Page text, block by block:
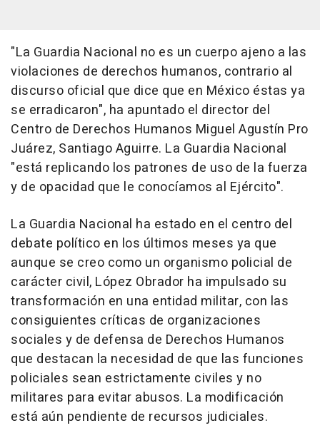
"La Guardia Nacional no es un cuerpo ajeno a las
violaciones de derechos humanos, contrario al
discurso oficial que dice que en México éstas ya
se erradicaron", ha apuntado el director del
Centro de Derechos Humanos Miguel Agustín Pro
Juárez, Santiago Aguirre. La Guardia Nacional
"está replicando los patrones de uso de la fuerza
y de opacidad que le conocíamos al Ejército".
La Guardia Nacional ha estado en el centro del
debate político en los últimos meses ya que
aunque se creo como un organismo policial de
carácter civil, López Obrador ha impulsado su
transformación en una entidad militar, con las
consiguientes críticas de organizaciones
sociales y de defensa de Derechos Humanos
que destacan la necesidad de que las funciones
policiales sean estrictamente civiles y no
militares para evitar abusos. La modificación
está aún pendiente de recursos judiciales.